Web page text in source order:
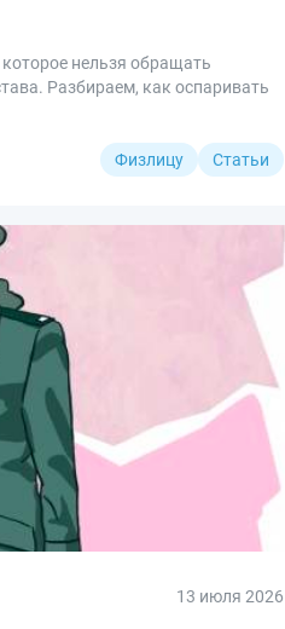
нельзя обращать
Разбираем, как оспаривать
Физлицу Статьи
13 июля 2026